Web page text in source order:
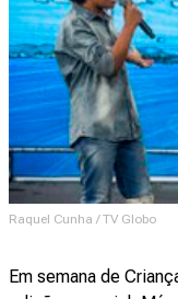
Raquel Cunha / TV Globo
Em semana de